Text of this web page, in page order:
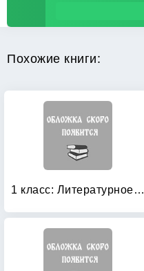
Похожие книги:
1 класс: Литературное чтение. Методические рекомендации. ФГОС